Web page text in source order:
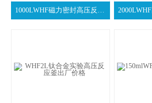
1000LWHF磁力密封高压反应釜现货供应